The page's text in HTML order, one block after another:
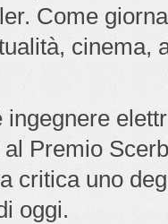
Come
cinema,
ingegnere
Premio
critica uno
oggi.